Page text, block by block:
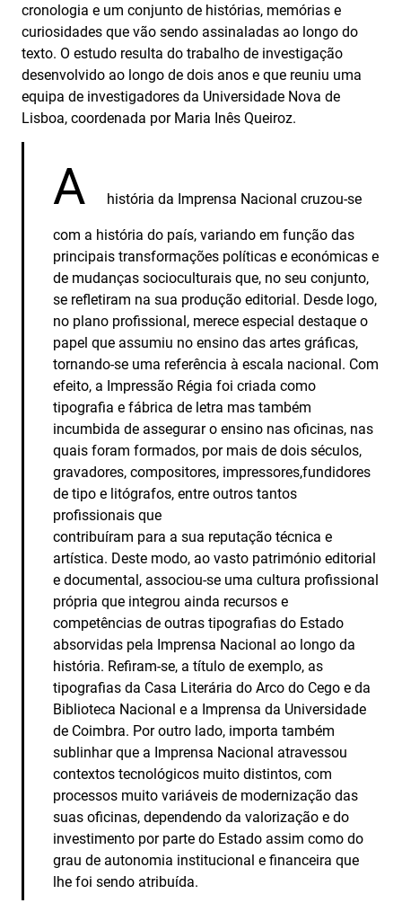
cronologia e um conjunto de histórias, memórias e
curiosidades que vão sendo assinaladas ao longo do
texto. O estudo resulta do trabalho de investigação
desenvolvido ao longo de dois anos e que reuniu uma
equipa de investigadores da Universidade Nova de
Lisboa, coordenada por Maria Inês Queiroz.
A história da Imprensa Nacional cruzou-se
com a história do país, variando em função das
principais transformações políticas e económicas e
de mudanças socioculturais que, no seu conjunto,
se refletiram na sua produção editorial. Desde logo,
no plano profissional, merece especial destaque o
papel que assumiu no ensino das artes gráficas,
tornando-se uma referência à escala nacional. Com
efeito, a Impressão Régia foi criada como
tipografia e fábrica de letra mas também
incumbida de assegurar o ensino nas oficinas, nas
quais foram formados, por mais de dois séculos,
gravadores, compositores, impressores,fundidores
de tipo e litógrafos, entre outros tantos
profissionais que
contribuíram para a sua reputação técnica e
artística. Deste modo, ao vasto património editorial
e documental, associou-se uma cultura profissional
própria que integrou ainda recursos e
competências de outras tipografias do Estado
absorvidas pela Imprensa Nacional ao longo da
história. Refiram-se, a título de exemplo, as
tipografias da Casa Literária do Arco do Cego e da
Biblioteca Nacional e a Imprensa da Universidade
de Coimbra. Por outro lado, importa também
sublinhar que a Imprensa Nacional atravessou
contextos tecnológicos muito distintos, com
processos muito variáveis de modernização das
suas oficinas, dependendo da valorização e do
investimento por parte do Estado assim como do
grau de autonomia institucional e financeira que
lhe foi sendo atribuída.